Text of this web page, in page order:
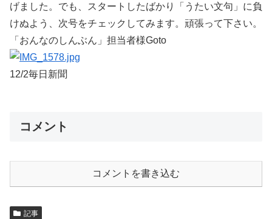
げました。でも、スタートしたばかり「うたい文句」に負
けぬよう、次号をチェックしてみます。頑張って下さい。
「おんなのしんぶん」担当者様Goto
12/2毎日新聞
コメント
コメントを書き込む
記事